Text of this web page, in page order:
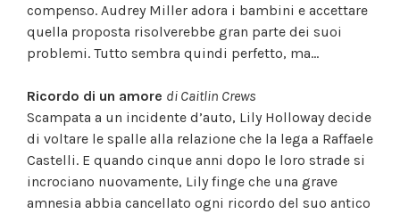
compenso. Audrey Miller adora i bambini e accettare
quella proposta risolverebbe gran parte dei suoi
problemi. Tutto sembra quindi perfetto, ma...
Ricordo di un amore di Caitlin Crews
Scampata a un incidente d’auto, Lily Holloway decide
di voltare le spalle alla relazione che la lega a Raffaele
Castelli. E quando cinque anni dopo le loro strade si
incrociano nuovamente, Lily finge che una grave
amnesia abbia cancellato ogni ricordo del suo antico